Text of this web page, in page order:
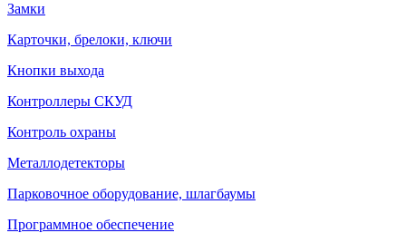
Замки
Карточки, брелоки, ключи
Кнопки выхода
Контроллеры СКУД
Контроль охраны
Металлодетекторы
Парковочное оборудование, шлагбаумы
Программное обеспечение